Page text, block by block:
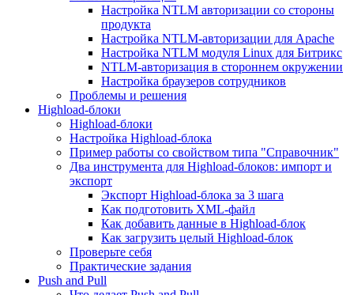
Настройка NTLM авторизации со стороны
продукта
Настройка NTLM-авторизации для Apache
Настройка NTLM модуля Linux для Битрикс
NTLM-авторизация в стороннем окружении
Настройка браузеров сотрудников
Проблемы и решения
Highload-блоки
Highload-блоки
Настройка Highload-блока
Пример работы со свойством типа "Справочник"
Два инструмента для Highload-блоков: импорт и
экспорт
Экспорт Highload-блока за 3 шага
Как подготовить XML-файл
Как добавить данные в Highload-блок
Как загрузить целый Highload-блок
Проверьте себя
Практические задания
Push and Pull